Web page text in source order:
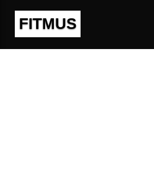
FITMUS